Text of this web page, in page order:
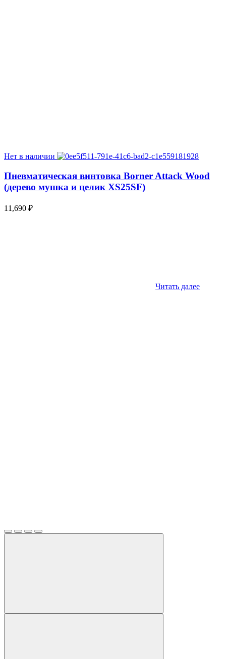
Нет в наличии
Пневматическая винтовка Borner Attack Wood
(дерево мушка и целик XS25SF)
11,690 ₽
Читать далее